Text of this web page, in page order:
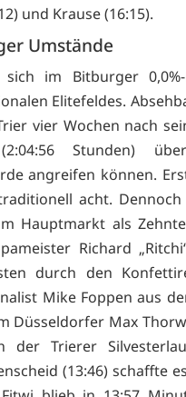
und Krause (16:15).
Umstände
sich im Bitburger
Elitefeldes.
vier Wochen nach
Stunden)
angreifen können.
acht.
Hauptmarkt als
Richard
durch den
Mike Foppen aus
Düsseldorfer Max
der Trierer
(13:46) schaffte